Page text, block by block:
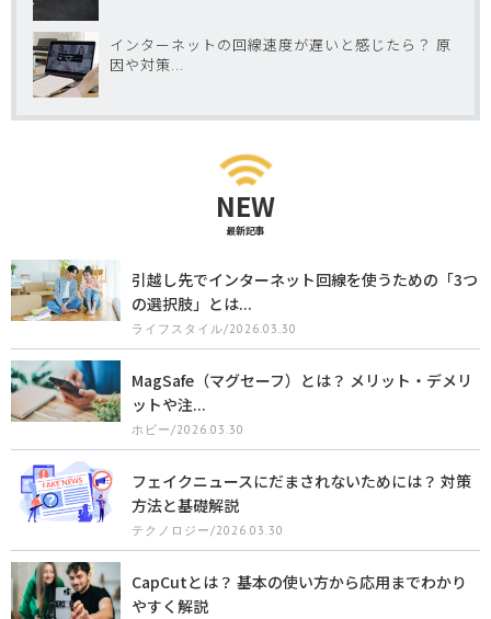
インターネットの回線速度が遅いと感じたら？ 原
因や対策...
NEW
最新記事
引越し先でインターネット回線を使うための「3つ
の選択肢」とは...
ライフスタイル/2026.03.30
MagSafe（マグセーフ）とは？ メリット・デメリ
ットや注...
ホビー/2026.03.30
フェイクニュースにだまされないためには？ 対策
方法と基礎解説
テクノロジー/2026.03.30
CapCutとは？ 基本の使い方から応用までわかり
やすく解説